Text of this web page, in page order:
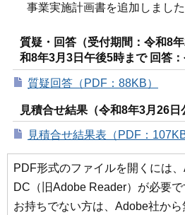
事業実施計画書を追加しました
質疑・回答（受付期間：令和8
和8年3月3日午後5時まで 回答：
質疑回答（PDF：88KB）
見積合せ結果（令和8年3月26日
見積合せ結果表（PDF：107KB
PDF形式のファイルを開くには
DC（旧Adobe Reader）が必要で
お持ちでない方は、Adobe社か